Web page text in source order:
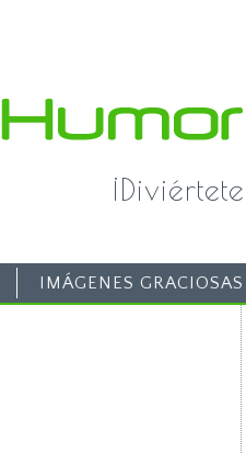
IMÁGENES GRACIOSAS